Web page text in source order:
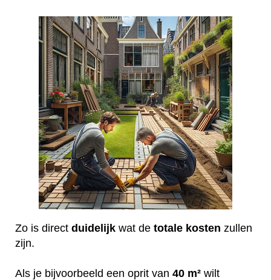
Zo is direct duidelijk wat de totale kosten zullen
zijn.
Als je bijvoorbeeld een oprit van 40 m² wilt